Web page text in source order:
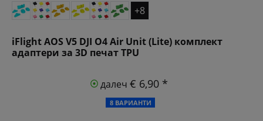
+8
iFlight AOS V5 DJI O4 Air Unit (Lite) комплект
адаптери за 3D печат TPU
далеч€ 6,90 *
8 ВАРИАНТИ